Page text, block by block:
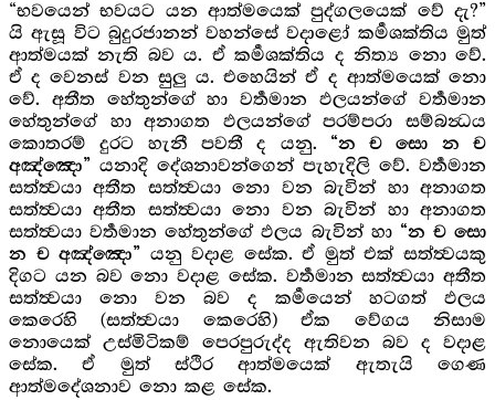
“භවයෙන් භවයට යන ආත්මයෙක් පුද්ගලයෙක් වේ දැ?”
යි ඇසූ විට බුදුරජානන් වහන්සේ වදාළෝ කර්‍මශක්තිය මුත්
ආත්මයක් නැති බව ය. ඒ කර්‍මශක්තිය ද නිත්‍ය නො වේ.
ඒ ද වෙනස් වන සුලු ය. එහෙයින් ඒ ද ආත්මයෙක් නො
වේ. අතීත හේතුන්ගේ හා වර්‍තමාන ඵලයන්ගේ වර්‍තමාන
හේතුන්ගේ හා අනාගත ඵලයන්ගේ පරම්පරා සම්බන්‍ධය
කොතරම් දුරට හැනී පවතී ද යනු. “න ච සො න ච
අඤ්ඤො” යනාදි දේශනාවන්ගෙන් පැහැදිලි වේ. වර්‍තමාන
සත්ත්‍වයා අතීත සත්ත්‍වයා නො වන බැවින් හා අනාගත
සත්ත්‍වයා අතීත සත්ත්‍වයා නො වන බැවින් හා අනාගත
සත්ත්‍වයා වර්‍තමාන හේතුන්ගේ ඵලය බැවින් හා “න ච සො
න ච අඤ්ඤො” යනු වදාළ සේක. ඒ මුත් එක් සත්ත්‍වයකු
දිගට යන බව නො වදාළ සේක. වර්‍තමාන සත්ත්‍වයා අතීත
සත්ත්‍වයා නො වන බව ද කර්‍මයෙන් හටගත් ඵලය
කෙරෙහි (සත්ත්‍වයා කෙරෙහි) ඒක වේගය නිසාම
නොයෙක් උස්මිටිකම් පෙරපුරුද්ද ඇතිවන බව ද වදාළ
සේක. ඒ මුත් ස්ථිර ආත්මයෙක් ඇතැයි ගෙණ
ආත්මදේශනාව නො කළ සේක.